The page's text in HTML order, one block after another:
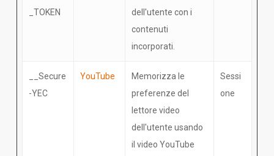
_TOKEN
dell'utente con i
contenuti
incorporati.
__Secure
-YEC
YouTube
Memorizza le
preferenze del
lettore video
dell'utente usando
il video YouTube
Sessi
one